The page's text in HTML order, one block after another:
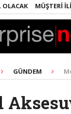
MÜŞTERI
GÜNDEM